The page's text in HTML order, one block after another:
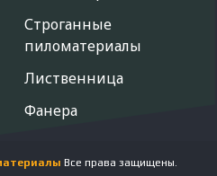
Строганные
пиломатериалы
Лиственница
Фанера
Все права защищены.